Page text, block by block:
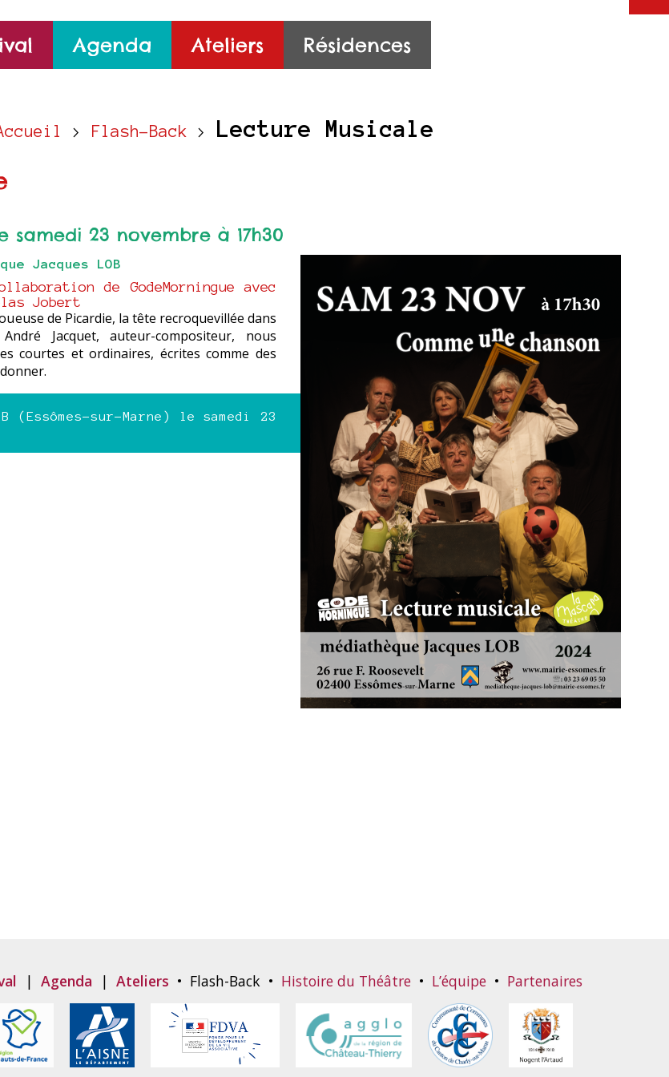
Agenda Ateliers Résidences
> Flash-Back > Lecture Musicale
samedi 23 novembre à 17h30
Jacques LOB
de GodeMorningue avec
Jobert
de Picardie, la tête recroquevillée dans
Jacquet, auteur-compositeur, nous
courtes et ordinaires, écrites comme des
(Essômes-sur-Marne) le samedi 23
| Agenda | Ateliers • Flash-Back • Histoire du Théâtre • L’équipe • Partenaires